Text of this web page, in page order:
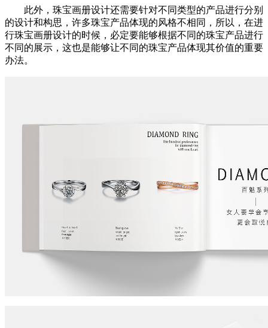
此外，珠宝画册设计还需要针对不同类型的产品进行分别
的设计和构思，许多珠宝产品体现的风格不相同，所以，在进
行珠宝画册设计的时候，必定要能够根据不同的珠宝产品进行
不同的展示，这也是能够让不同的珠宝产品体现其价值的重要
办法。